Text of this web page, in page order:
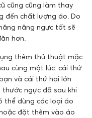
cũng cũng làm thay
đến chất lượng áo. Do
nâng ngực tốt sẽ
hơn.
thêm thủ thuật mặc
cùng một lúc: cái thứ
và cái thứ hai lớn
ngực đã sau khi
thể dùng các loại áo
đặt thêm vào áo